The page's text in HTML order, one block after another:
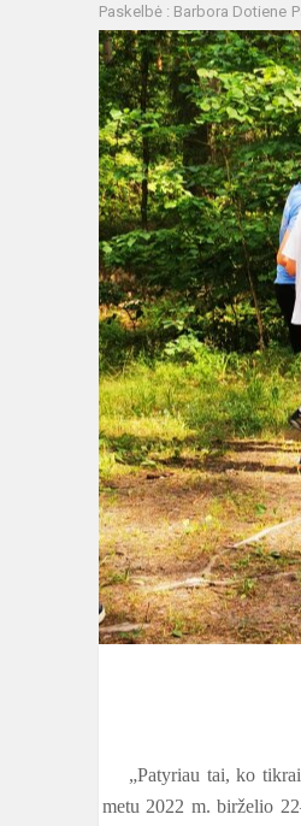
Paskelbė : Barbora Dotiene
„Patyriau tai, ko tikrai
metu 2022 m. birželio